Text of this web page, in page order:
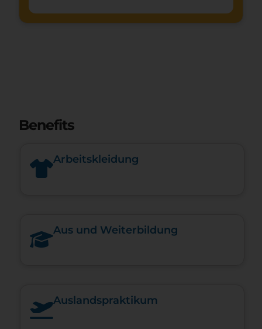
Benefits
Arbeitskleidung
Aus und Weiterbildung
Auslandspraktikum